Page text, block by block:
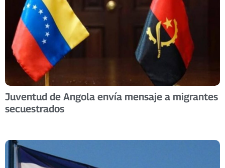
Juventud de Angola envía mensaje a migrantes
secuestrados